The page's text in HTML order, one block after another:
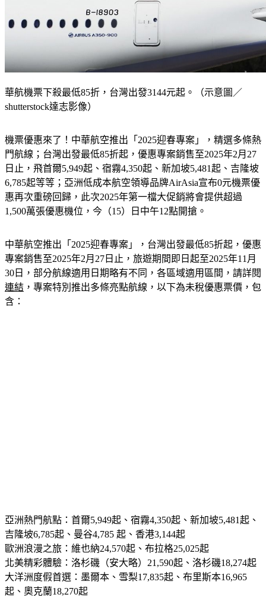
華航機票下殺最低85折，台灣出發3144元起。（示意圖／
機票優惠來了！中華航空推出「2025迎春專案」，精選多條熱
門航線；台灣出發最低85折起，優惠專案銷售至2025年2月27
日止，飛首爾5,949起、宿霧4,350起、新加坡5,481起、吉隆坡
6,785起等等；亞洲低成本航空領導品牌AirAsia宣布0元機票優
惠再次重磅回歸，此次2025年第一檔大促銷將會提供超過
中華航空推出「2025迎春專案」，台灣出發最低85折起，優惠
專案銷售至2025年2月27日止，旅遊期間即日起至2025年11月
30日，部分航線適用日期略有不同，各區域適用區間，請詳閱
連結
亞洲熱門航點：首爾5,949起、宿霧4,350起、新加坡5,481起、
吉隆坡6,785起、曼谷4,785 起、香港3,144起
歐洲浪漫之旅：維也納24,570起、布拉格25,025起
北美精彩體驗：洛杉磯（安大略）21,590起、洛杉磯18,274起
大洋洲度假首選：墨爾本、雪梨17,835起、布里斯本16,965